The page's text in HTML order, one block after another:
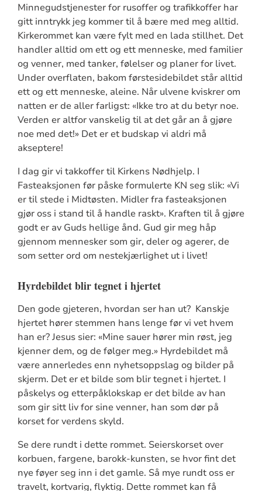
Minnegudstjenester for rusoffer og trafikkoffer har
gitt inntrykk jeg kommer til å bære med meg alltid.
Kirkerommet kan være fylt med en lada stillhet. Det
handler alltid om ett og ett menneske, med familier
og venner, med tanker, følelser og planer for livet.
Under overflaten, bakom førstesidebildet står alltid
ett og ett menneske, aleine. Når ulvene kviskrer om
natten er de aller farligst: «Ikke tro at du betyr noe.
Verden er altfor vanskelig til at det går an å gjøre
noe med det!» Det er et budskap vi aldri må
akseptere!
I dag gir vi takkoffer til Kirkens Nødhjelp. I
Fasteaksjonen før påske formulerte KN seg slik: «Vi
er til stede i Midtøsten. Midler fra fasteaksjonen
gjør oss i stand til å handle raskt». Kraften til å gjøre
godt er av Guds hellige ånd. Gud gir meg håp
gjennom mennesker som gir, deler og agerer, de
som setter ord om nestekjærlighet ut i livet!
Hyrdebildet blir tegnet i hjertet
Den gode gjeteren, hvordan ser han ut? Kanskje
hjertet hører stemmen hans lenge før vi vet hvem
han er? Jesus sier: «Mine sauer hører min røst, jeg
kjenner dem, og de følger meg.» Hyrdebildet må
være annerledes enn nyhetsoppslag og bilder på
skjerm. Det er et bilde som blir tegnet i hjertet. I
påskelys og etterpåklokskap er det bilde av han
som gir sitt liv for sine venner, han som dør på
korset for verdens skyld.
Se dere rundt i dette rommet. Seierskorset over
korbuen, fargene, barokk-kunsten, se hvor fint det
nye føyer seg inn i det gamle. Så mye rundt oss er
travelt, kortvarig, flyktig. Dette rommet kan få